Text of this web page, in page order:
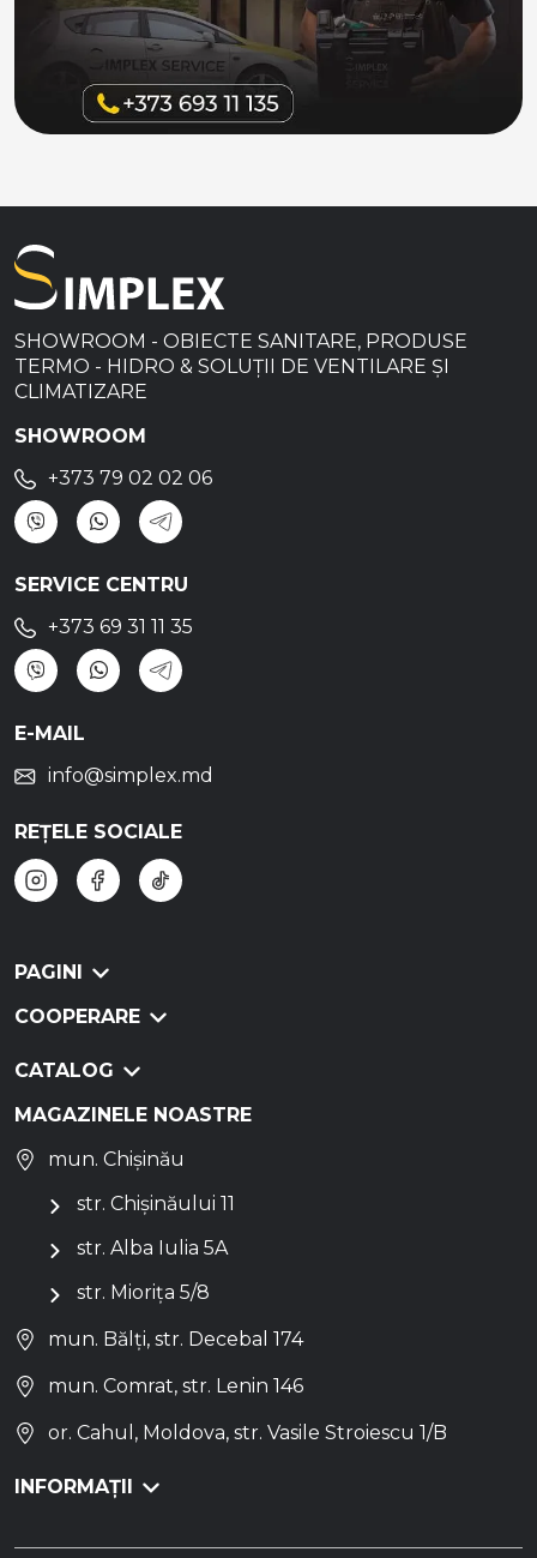
SHOWROOM - OBIECTE SANITARE, PRODUSE
TERMO - HIDRO & SOLUȚII DE VENTILARE ȘI
CLIMATIZARE
SHOWROOM
+373 79 02 02 06
SERVICE CENTRU
+373 69 31 11 35
E-MAIL
info@simplex.md
REȚELE SOCIALE
PAGINI
COOPERARE
CATALOG
MAGAZINELE NOASTRE
mun. Chișinău
str. Chișinăului 11
str. Alba Iulia 5A
str. Miorița 5/8
mun. Bălți, str. Decebal 174
mun. Comrat, str. Lenin 146
or. Cahul, Moldova, str. Vasile Stroiescu 1/B
INFORMAȚII